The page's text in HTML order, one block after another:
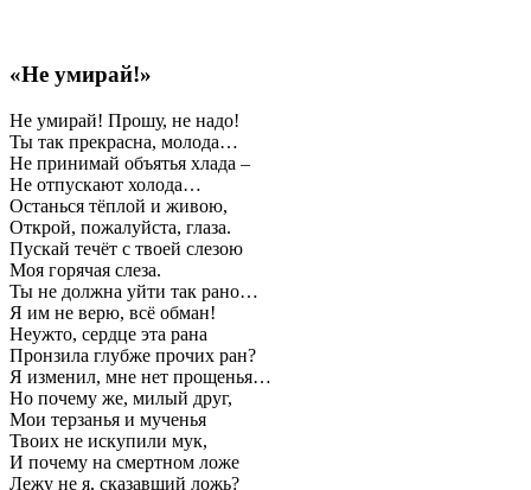
«Не умирай!»
Не умирай! Прошу, не надо!
Ты так прекрасна, молода…
Не принимай объятья хлада –
Не отпускают холода…
Останься тёплой и живою,
Открой, пожалуйста, глаза.
Пускай течёт с твоей слезою
Моя горячая слеза.
Ты не должна уйти так рано…
Я им не верю, всё обман!
Неужто, сердце эта рана
Пронзила глубже прочих ран?
Я изменил, мне нет прощенья…
Но почему же, милый друг,
Мои терзанья и мученья
Твоих не искупили мук,
И почему на смертном ложе
Лежу не я, сказавший ложь?